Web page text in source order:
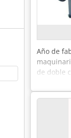
Año de
de doble
130S
Máquina
para el